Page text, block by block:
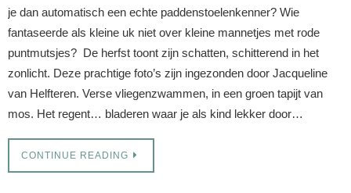
je dan automatisch een echte paddenstoelenkenner? Wie
fantaseerde als kleine uk niet over kleine mannetjes met rode
puntmutsjes? De herfst toont zijn schatten, schitterend in het
zonlicht. Deze prachtige foto’s zijn ingezonden door Jacqueline
van Helfteren. Verse vliegenzwammen, in een groen tapijt van
mos. Het regent… bladeren waar je als kind lekker door…
CONTINUE READING